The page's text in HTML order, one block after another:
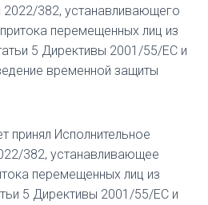
2022/382, устанавливающего
перемещенных лиц из
5 Директивы 2001/55/ЕС и
временной защиты
принял Исполнительное
382, устанавливающее
перемещенных лиц из
5 Директивы 2001/55/ЕС и